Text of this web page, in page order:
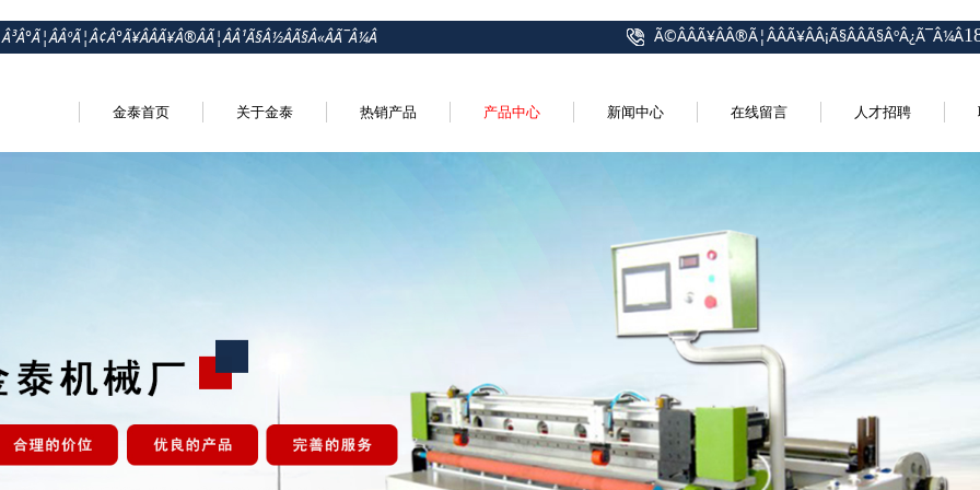
Ã©ÂÂÃ¥ÂÂ®Ã¦ÂÂÃ¥ÂÂ¡Ã§ÂÂ­Ã§ÂºÂ¿Ã¯Â¼Â
金泰首页 关于金泰 热销产品 产品中心 新闻中心 在线留言 人才招聘